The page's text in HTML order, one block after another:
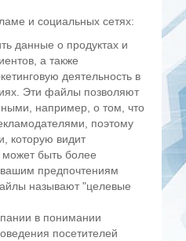
и социальных сетях:
данные о продуктах и
а также
деятельность в
Эти файлы позволяют
например, о том, что
поэтому
которую видит
может быть более
предпочтениям
называют "целевые
в понимании
посетителей